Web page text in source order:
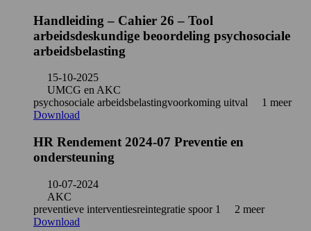
Handleiding – Cahier 26 – Tool
arbeidsdeskundige beoordeling psychosociale
arbeidsbelasting
15-10-2025
UMCG en AKC
psychosociale arbeidsbelastingvoorkoming uitval
1 meer
Download
HR Rendement 2024-07 Preventie en
ondersteuning
10-07-2024
AKC
preventieve interventiesreintegratie spoor 1
2 meer
Download